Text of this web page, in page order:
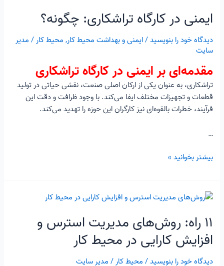
ایمنی در کارگاه تراشکاری: چگونه؟
دیدگاه‌ خود را بنویسید/ایمنی و بهداشت محیط کار, محیط کار / مدیر
سایت
مقدمه‌ای بر ایمنی در کارگاه تراشکاری
تراشکاری، به عنوان یکی از ارکان اصلی صنعت، نقشی حیاتی در تولید
قطعات و تجهیزات مختلف ایفا می‌کند. با وجود ظرافت و دقت این
فرآیند، خطرات بالقوه‌ای نیز کارگران این حوزه را تهدید می‌کند.
…
کارگاه
تراشکاری:
چگونه؟
بیشتر بخوانید »
۱۱ راه: روش‌های مدیریت استرس و
افزایش کارایی در محیط کار
دیدگاه‌ خود را بنویسید/ محیط کار/ مدیر سایت
۱۱
روش‌های
مدیریت
استرس
و